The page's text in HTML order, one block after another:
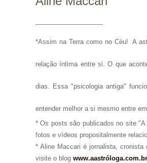
*Assim na Terra como no Céu! A
relação íntima entre si. O que
dias. Essa "psicologia antiga"
entender melhor a si mesmo entre
* Os posts são publicados no site "A
fotos e vídeos propositalmente
* Aline Maccari é jornalista, cronista
visite o blog www.aastróloga.com.br